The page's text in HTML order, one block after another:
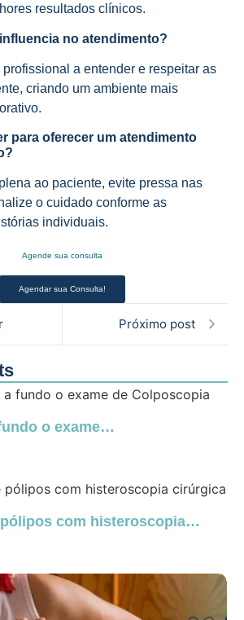
resultados clínicos.
no atendimento?
a entender e respeitar as
criando um ambiente mais
para oferecer um atendimento
ao paciente, evite pressa nas
o cuidado conforme as
individuais.
Agende sua consulta
Agendar sua Consulta!
Próximo post
o exame…
com histeroscopia…